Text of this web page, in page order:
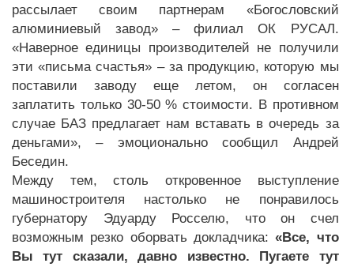
рассылает своим партнерам «Богословский
алюминиевый завод» – филиал ОК РУСАЛ.
«Наверное единицы производителей не получили
эти «письма счастья» – за продукцию, которую мы
поставили заводу еще летом, он согласен
заплатить только 30-50 % стоимости. В противном
случае БАЗ предлагает нам вставать в очередь за
деньгами», – эмоционально сообщил Андрей
Беседин.
Между тем, столь откровенное выступление
машиностроителя настолько не понравилось
губернатору Эдуарду Росселю, что он счел
возможным резко оборвать докладчика: «Все, что
Вы тут сказали, давно известно. Пугаете тут